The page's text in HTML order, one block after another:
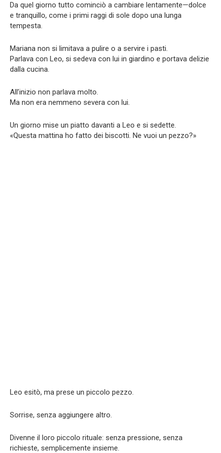
Da quel giorno tutto cominciò a cambiare lentamente—dolce
e tranquillo, come i primi raggi di sole dopo una lunga
tempesta.
Mariana non si limitava a pulire o a servire i pasti.
Parlava con Leo, si sedeva con lui in giardino e portava delizie
dalla cucina.
All’inizio non parlava molto.
Ma non era nemmeno severa con lui.
Un giorno mise un piatto davanti a Leo e si sedette.
«Questa mattina ho fatto dei biscotti. Ne vuoi un pezzo?»
Leo esitò, ma prese un piccolo pezzo.
Sorrise, senza aggiungere altro.
Divenne il loro piccolo rituale: senza pressione, senza
richieste, semplicemente insieme.